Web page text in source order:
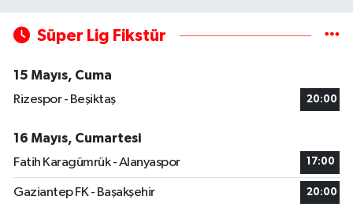
Süper Lig Fikstür
15 Mayıs, Cuma
Rizespor - Beşiktaş
20:00
16 Mayıs, Cumartesi
Fatih Karagümrük - Alanyaspor
17:00
Gaziantep FK - Başakşehir 20:00